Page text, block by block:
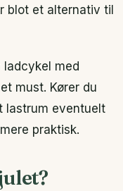
blot et alternativ til
med
must. Kører du
lastrum eventuelt
praktisk.